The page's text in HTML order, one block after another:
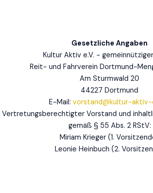
Gesetzliche Angaben
Kultur Aktiv e.V. -
Reit- und Fahrverein Dortmund-
Am Sturmwald 20
44227 Dortmund
E-Mail: vorstand@kultur-aktiv-
Vertretungsberechtigter Vorstand und
gemäß § 55 Abs. 2 RStV:
Miriam Krieger (1.
Leonie Heinbuch (2.